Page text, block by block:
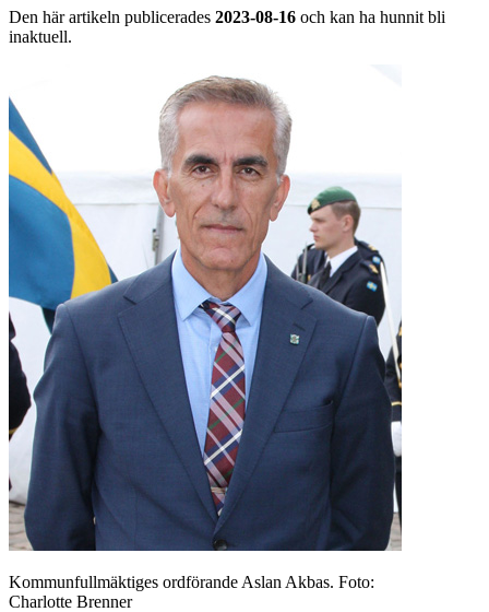
Den här artikeln publicerades 2023-08-16 och kan ha hunnit bli
inaktuell.
Kommunfullmäktiges ordförande Aslan Akbas. Foto:
Charlotte Brenner